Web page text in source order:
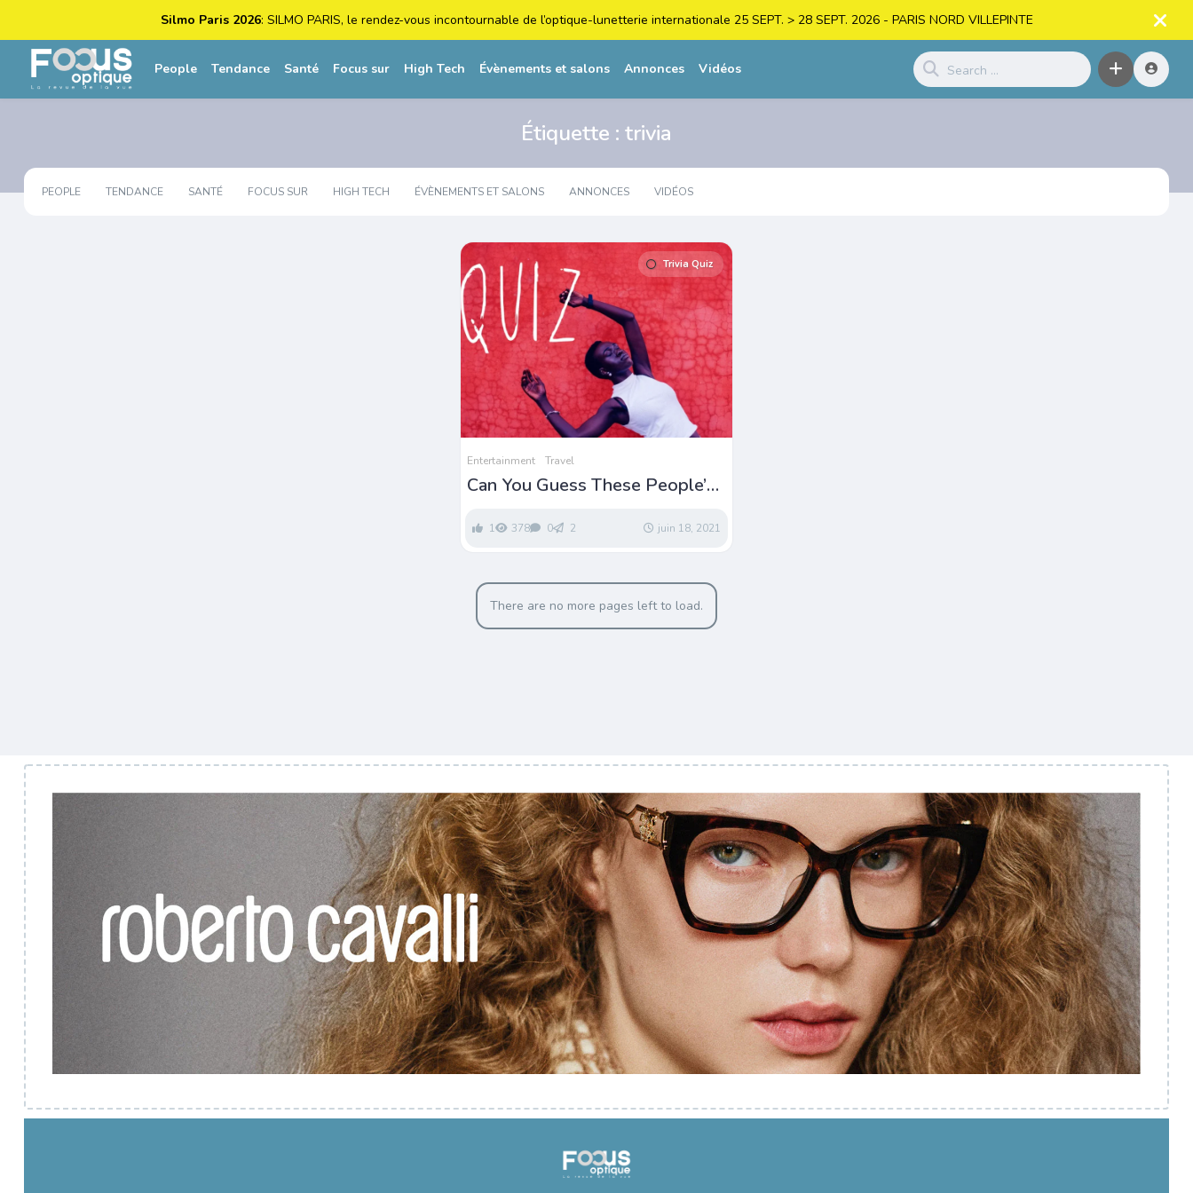
Silmo Paris 2026: SILMO PARIS, le rendez-vous incontournable de l’optique-lunetterie internationale 25 SEPT. > 28 SEPT. 2026 - PARIS NORD VILLEPINTE
People Tendance Santé Focus sur High Tech Évènements et salons Annonces Vidéos
Étiquette : trivia
PEOPLE TENDANCE SANTÉ FOCUS SUR HIGH TECH ÉVÈNEMENTS ET SALONS ANNONCES VIDÉOS
Trivia Quiz
Entertainment Travel
Can You Guess These People’s
1 378 0 2 juin 18, 2021
There are no more pages left to load.